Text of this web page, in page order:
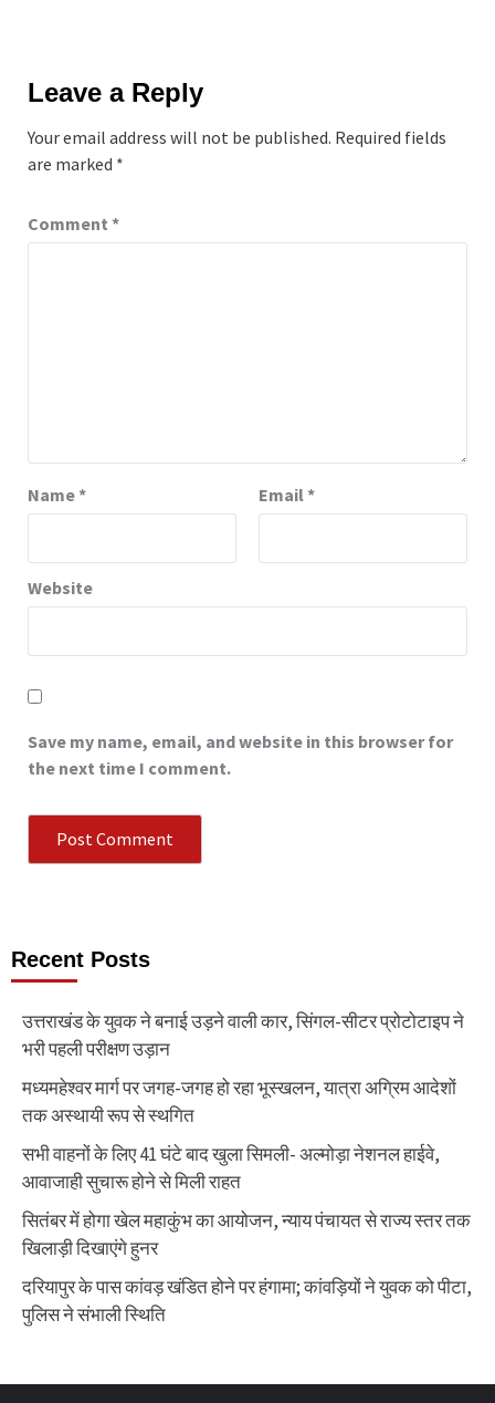
Leave a Reply
Your email address will not be published. Required fields
are marked *
Comment *
Name* Email *
Website
Save my name, email, and website in this browser for
the next time I comment.
Recent Posts
उत्तराखंड के युवक ने बनाई उड़ने वाली कार, सिंगल-सीटर प्रोटोटाइप ने
भरी पहली परीक्षण उड़ान
मध्यमहेश्वर मार्ग पर जगह-जगह हो रहा भूस्खलन, यात्रा अग्रिम आदेशों
तक अस्थायी रूप से स्थगित
सभी वाहनों के लिए 41 घंटे बाद खुला सिमली- अल्मोड़ा नेशनल हाईवे,
आवाजाही सुचारू होने से मिली राहत
सितंबर में होगा खेल महाकुंभ का आयोजन, न्याय पंचायत से राज्य स्तर तक
खिलाड़ी दिखाएंगे हुनर
दरियापुर के पास कांवड़ खंडित होने पर हंगामा; कांवड़ियों ने युवक को पीटा,
पुलिस ने संभाली स्थिति